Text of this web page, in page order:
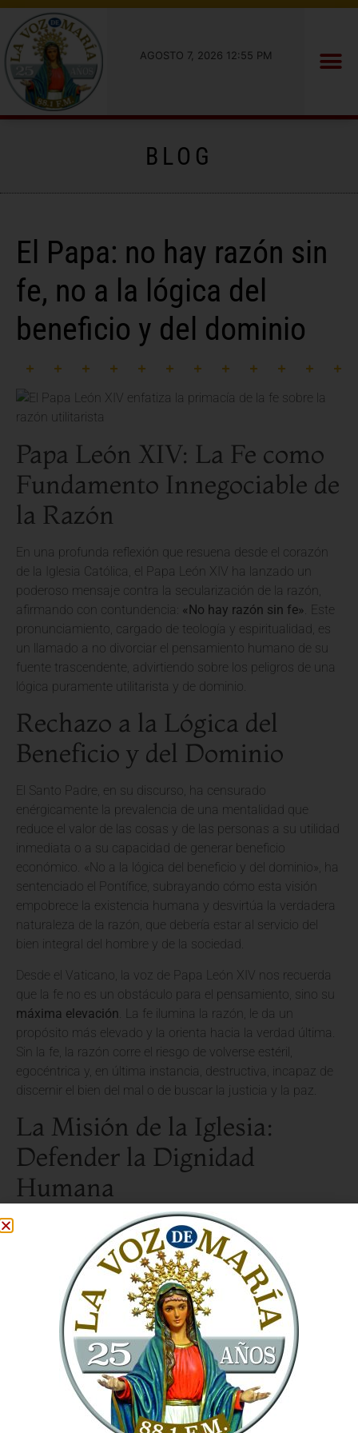
AGOSTO 7, 2026 12:55 PM
BLOG
El Papa: no hay razón sin
fe, no a la lógica del
beneficio y del dominio
Papa León XIV: La Fe como
Fundamento Innegociable de
la Razón
En una profunda reflexión que resuena desde el corazón
de la Iglesia Católica, el Papa León XIV ha lanzado un
poderoso mensaje contra la secularización de la razón,
afirmando con contundencia: «No hay razón sin fe» . Este
pronunciamiento, cargado de teología y espiritualidad, es
un llamado a no divorciar el pensamiento humano de su
fuente trascendente, advirtiendo sobre los peligros de una
lógica puramente utilitarista y de dominio.
Rechazo a la Lógica del
Beneficio y del Dominio
El Santo Padre, en su discurso, ha censurado
enérgicamente la prevalencia de una mentalidad que
reduce el valor de las cosas y de las personas a su utilidad
inmediata o a su capacidad de generar beneficio
económico. «No a la lógica del beneficio y del dominio», ha
sentenciado el Pontífice, subrayando cómo esta visión
empobrece la existencia humana y desvirtúa la verdadera
naturaleza de la razón, que debería estar al servicio del
bien integral del hombre y de la sociedad.
Desde el Vaticano, la voz de Papa León XIV nos recuerda
que la fe no es un obstáculo para el pensamiento, sino su
máxima elevación . La fe ilumina la razón, le da un
propósito más elevado y la orienta hacia la verdad última.
Sin la fe, la razón corre el riesgo de volverse estéril,
egocéntrica y, en última instancia, destructiva, incapaz de
discernir el bien del mal o de buscar la justicia y la paz.
La Misión de la Iglesia:
Defender la Dignidad
Humana
La misión de la Iglesia Católica, bajo el magisterio de Papa
León XIV, se reafirma en la defensa de la dignidad de cada
persona, creada a imagen y semejanza de Dios. Esta
defensa implica necesariamente un rechazo a cualquier
sistema que instrumentalice al ser humano, ya sea por
motivos económicos, políticos o ideológicos. La
evangelización, en este sentido, no es solo la transmisión
de un mensaje, sino lapromoción de una visión integral
del hombre , donde la razón y la fe caminan de la mano.
El Papa insta a los fieles a cultivar una fe viva que informe
y guíe su actuar en el mundo. Esto significa cuestionar las